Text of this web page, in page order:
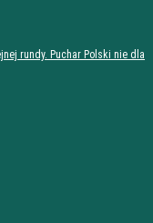
rundy. Puchar Polski nie dla